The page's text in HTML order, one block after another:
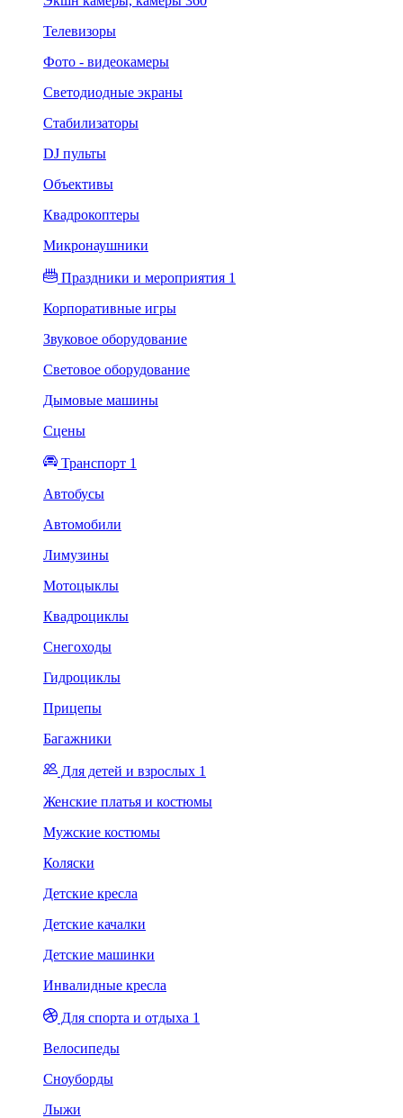
Телевизоры
Фото - видеокамеры
Светодиодные экраны
Стабилизаторы
DJ пульты
Объективы
Квадрокоптеры
Микронаушники
Праздники и мероприятия 1
Корпоративные игры
Звуковое оборудование
Световое оборудование
Дымовые машины
Сцены
Транспорт 1
Автобусы
Автомобили
Лимузины
Мотоцыклы
Квадроциклы
Снегоходы
Гидроциклы
Прицепы
Багажники
Для детей и взрослых 1
Женские платья и костюмы
Мужские костюмы
Коляски
Детские кресла
Детские качалки
Детские машинки
Инвалидные кресла
Для спорта и отдыха 1
Велосипеды
Сноуборды
Лыжи